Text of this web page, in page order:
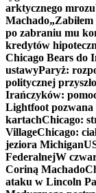
arktycznego mrozu
Machado
po zabraniu mu
kredytów
Chicago Bears do
ustawyParyż:
politycznej
Irańczyków:
Lightfoot pozwana
kartachChicago:
VillageChicago:
jeziora Michigan
FederalnejW
Coriną Machado
ataku w Lincoln